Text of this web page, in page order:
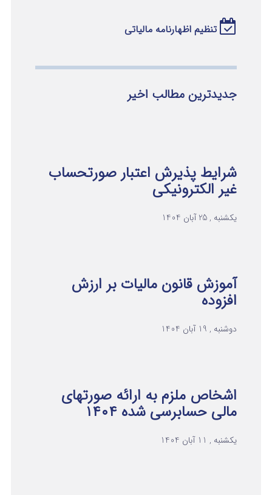
تنظیم اظهارنامه مالیاتی
جدیدترین مطالب اخیر
شرایط پذیرش اعتبار صورتحساب
غیر الکترونیکی
یکشنبه , 25 آبان 1404
آموزش قانون مالیات بر ارزش
افزوده
دوشنبه , 19 آبان 1404
اشخاص ملزم به ارائه صورتهای
مالی حسابرسی شده ۱۴۰۴
یکشنبه , 11 آبان 1404